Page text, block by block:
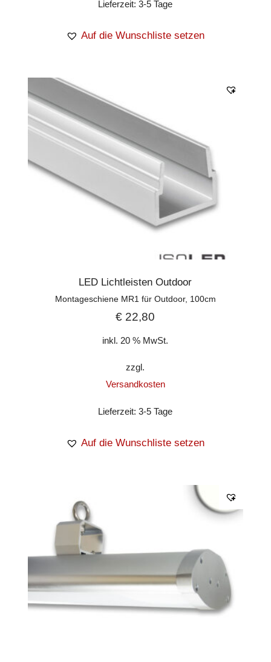
Lieferzeit:3-5 Tage
Auf die Wunschliste setzen
LED Lichtleisten Outdoor
Montageschiene MR1 für Outdoor, 100cm
€ 22,80
inkl. 20 % MwSt.
zzgl.
Versandkosten
Lieferzeit:3-5 Tage
Auf die Wunschliste setzen